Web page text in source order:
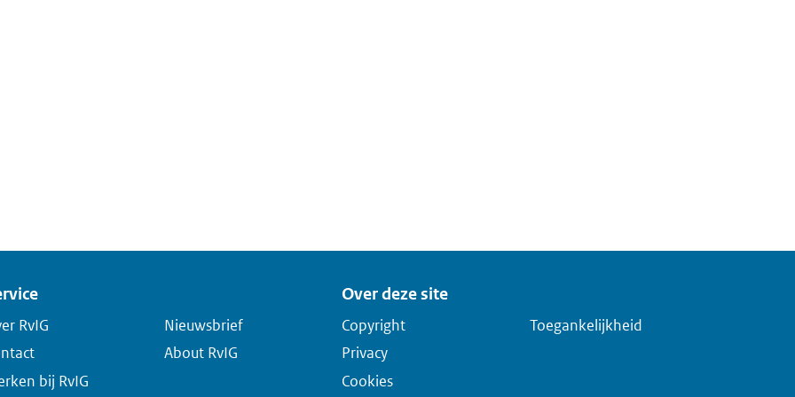
RvIG
bij RvIG
Nieuwsbrief
About RvIG
Over deze site
Copyright
Privacy
Cookies
Toegankelijkheid